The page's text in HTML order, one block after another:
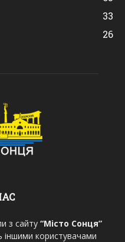
33
26
з сайту “Місто Сонця”
користувачами